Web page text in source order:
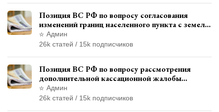
Позиция ВС РФ по вопросу согласования
изменений границ населенного пункта с земель
лесного фонда
Админ
26k статей / 15k подписчиков
Позиция ВС РФ по вопросу рассмотрения
дополнительной кассационной жалобы
адвоката в кассационной инстанции
Админ
26k статей / 15k подписчиков